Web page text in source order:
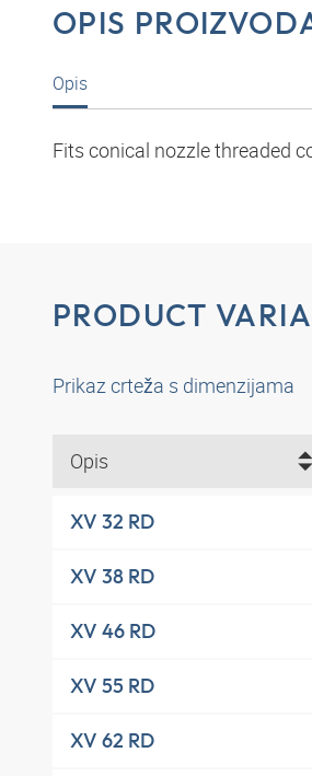
OPIS
Opis
Fits conical nozzle threaded
PRODUCT
Prikaz crteža s dimenzijama
Opis
XV 32 RD
XV 38 RD
XV 46 RD
XV 55 RD
XV 62 RD